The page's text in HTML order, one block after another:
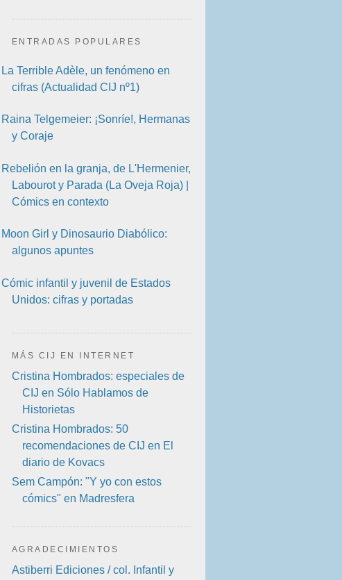
ENTRADAS POPULARES
La Terrible Adèle, un fenómeno en
cifras (Actualidad CIJ nº1)
Raina Telgemeier: ¡Sonríe!, Hermanas
y Coraje
Rebelión en la granja, de L'Hermenier,
Labourot y Parada (La Oveja Roja) |
Cómics en contexto
Moon Girl y Dinosaurio Diabólico:
algunos apuntes
Cómic infantil y juvenil de Estados
Unidos: cifras y portadas
MÁS CIJ EN INTERNET
Cristina Hombrados: especiales de
CIJ en Sólo Hablamos de
Historietas
Cristina Hombrados: 50
recomendaciones de CIJ en El
diario de Kovacs
Sem Campón: "Y yo con estos
cómics" en Madresfera
AGRADECIMIENTOS
Astiberri Ediciones / col. Infantil y